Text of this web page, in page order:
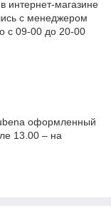
интернет-магазине
с менеджером
с 09-00 до 20-00
оформленный
13.00 – на